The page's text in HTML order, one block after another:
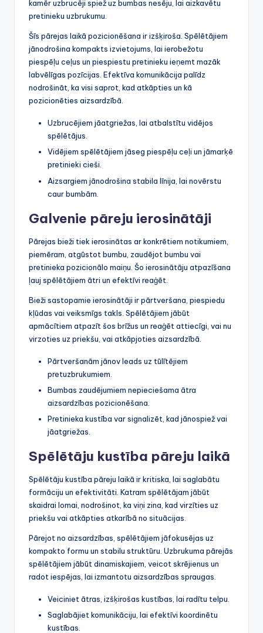
kamēr uzbrucēji spiež uz bumbas nesēju, lai aizkavētu
pretinieku uzbrukumu.
Šīs pārejas laikā pozicionēšana ir izšķiroša. Spēlētājiem
jānodrošina kompakts izvietojums, lai ierobežotu
piespēļu ceļus un piespiestu pretinieku ieņemt mazāk
labvēlīgas pozīcijas. Efektīva komunikācija palīdz
nodrošināt, ka visi saprot, kad atkāpties un kā
pozicionēties aizsardzībā.
Uzbrucējiem jāatgriežas, lai atbalstītu vidējos
spēlētājus.
Vidējiem spēlētājiem jāseg piespēļu ceļi un jāmarķē
pretinieki cieši.
Aizsargiem jānodrošina stabila līnija, lai novērstu
caur bumbām.
Galvenie pāreju ierosinātāji
Pārejas bieži tiek ierosinātas ar konkrētiem notikumiem,
piemēram, atgūstot bumbu, zaudējot bumbu vai
pretinieka pozicionālo maiņu. Šo ierosinātāju atpazīšana
ļauj spēlētājiem ātri un efektīvi reaģēt.
Bieži sastopamie ierosinātāji ir pārtveršana, piespiedu
kļūdas vai veiksmīgs takls. Spēlētājiem jābūt
apmācītiem atpazīt šos brīžus un reaģēt attiecīgi, vai nu
virzoties uz priekšu, vai atkāpjoties aizsardzībā.
Pārtveršanām jānov leads uz tūlītējiem
pretuzbrukumiem.
Bumbas zaudējumiem nepieciešama ātra
aizsardzības pozicionēšana.
Pretinieka kustība var signalizēt, kad jānospiež vai
jāatgriežas.
Spēlētāju kustība pāreju laikā
Spēlētāju kustība pāreju laikā ir kritiska, lai saglabātu
formāciju un efektivitāti. Katram spēlētājam jābūt
skaidrai lomai, nodrošinot, ka viņi zina, kad virzīties uz
priekšu vai atkāpties atkarībā no situācijas.
Pārejot no aizsardzības, spēlētājiem jāfokusējas uz
kompakto formu un stabilu struktūru. Uzbrukuma pārejās
spēlētājiem jābūt dinamiskajiem, veicot skrējienus un
radot iespējas, lai izmantotu aizsardzības spraugas.
Veiciniet ātras, izšķirošas kustības, lai radītu telpu.
Saglabājiet komunikāciju, lai efektīvi koordinētu
kustības.